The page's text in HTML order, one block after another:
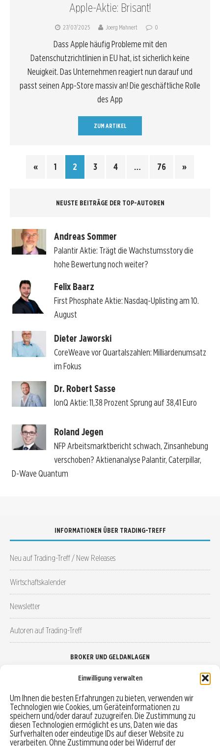
Einwilligung verwalten
Um Ihnen die besten Erfahrungen zu bieten, verwenden wir
Technologien wie Cookies, um Geräteinformationen zu
speichern und/oder darauf zuzugreifen. Die Zustimmung zu
diesen Technologien ermöglicht es uns, Daten wie das
Surfverhalten oder eindeutige IDs auf dieser Website zu
verarbeiten. Ohne Zustimmung oder bei Widerruf der
Apple-Aktie: Brisant!
27/07/2025 Joerg Mahnert 0
Dass Apple häufig Probleme mit den
Datenschutzrichtlinien in EU hat, ist sicherlich keine
Neuigkeit. Das Unternehmen reagiert nun darauf und
passt seinen App-Store massiv an! Die geschäftliche Rolle
des App
ZUM ARTIKEL
« 1 2 3 4 … 76 »
NEUSTE BEITRÄGE DER TOP-AUTOREN
Andreas Sommer
Palantir Aktie: Trägt die Wachstumsstory die
hohe Bewertung noch weiter?
Felix Baarz
First Phosphate Aktie: Nasdaq-Uplisting am 10.
August
Dieter Jaworski
CoreWeave vor Quartalszahlen: Milliardenumsatz
im Fokus
Dr. Robert Sasse
IonQ Aktie: 11,38 Prozent Sprung auf 38,41 Euro
Roland Jegen
NFP Arbeitsmarktbericht schwach, Zinsanhebung
verschoben? Aktienanalyse Palantir, Caterpillar,
D-Wave Quantum
INFORMATIONEN ÜBER TRADING-TREFF
Neu auf Trading-Treff / New Releases
Wirtschaftskalender
Newsletter
Autoren auf Trading-Treff
BROKER UND GELDANLAGEN
Robo-Advisor vergleichen
Depotvergleich